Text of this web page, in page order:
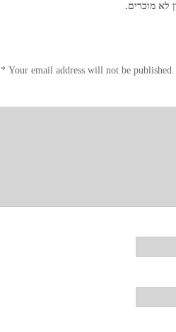
לא מוכרים.
Your email address will not be published.
*